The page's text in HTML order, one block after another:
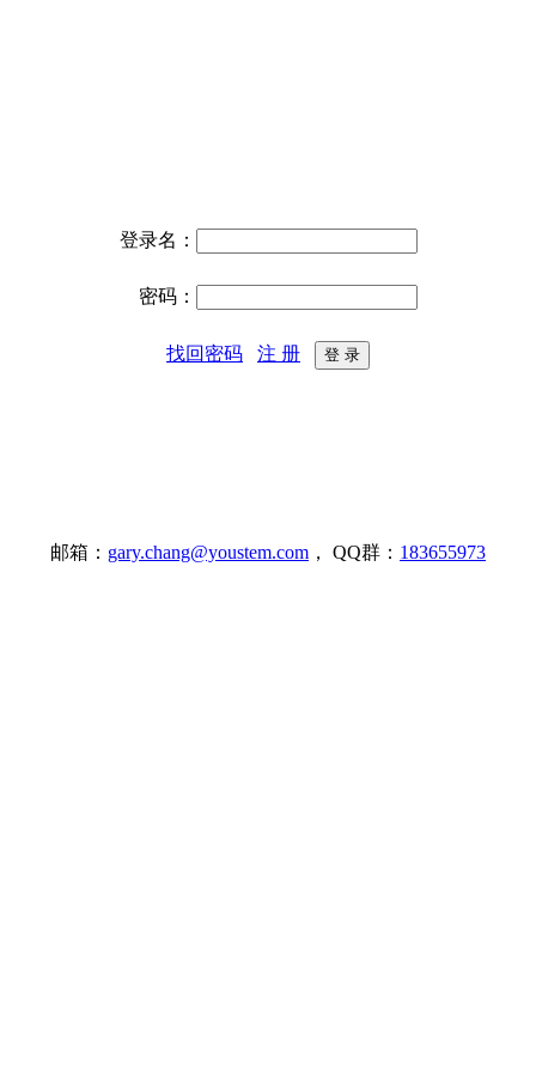
登录名：
密码：
找回密码 注 册
邮箱： gary.chang@youstem.com ， QQ群： 183655973